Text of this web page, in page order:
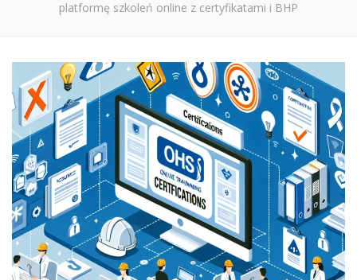
platformę szkoleń online z certyfikatami i BHP